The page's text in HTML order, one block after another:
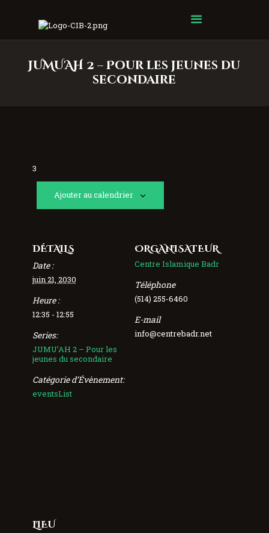
JUMU'AH 2 – Pour les jeunes du
secondaire
Centre Islamique Badr
3
Ajouter au calendrier
DÉTAILS
Date :
juin 21, 2030
Heure :
12:35 - 12:55
Series:
JUMU’AH 2 – Pour les
jeunes du secondaire
Catégorie d’Évènement:
eventsList
ORGANISATEUR
Centre Islamique Badr
Téléphone
(514) 255-6460
E-mail
info@centrebadr.net
LIEU